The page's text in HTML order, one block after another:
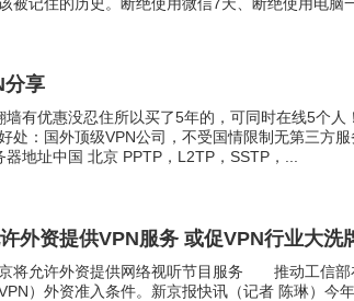
分享
墙有优惠没忍住所以买了5年的，可同时在线5个人
处：国外顶级VPN公司，不受国情限制无第三方
器地址中国 北京 PPTP，L2TP，SSTP，...
外资提供VPN服务 或促VPN行业大洗
将允许外资提供网络视听节目服务 推动工信部
）外资准入条件。新京报快讯（记者 陈琳）今